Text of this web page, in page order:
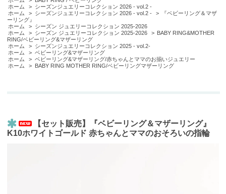
ホーム
> シーズンジュエリーコレクション 2026 - vol.2 -
ホーム
> シーズンジュエリーコレクション 2026 - vol.2 - >
『ベビーリング＆マザ
ーリング』
ホーム
> シーズン ジュエリーコレクション 2025-2026
ホーム
> シーズン ジュエリーコレクション 2025-2026 > BABY RING&MOTHER
RING/ベビーリング&マザーリング
ホーム
> シーズンジュエリーコレクション 2025 - vol.2-
ホーム
> ベビーリング&マザーリング
ホーム
> ベビーリング&マザーリング/赤ちゃんとママのお揃いジュエリー
ホーム
> BABY RING MOTHER RING/ベビーリングマザーリング
【セット販売】『ベビーリング＆マザーリング』
K10ホワイトゴールド 赤ちゃんとママのおそろいの指輪